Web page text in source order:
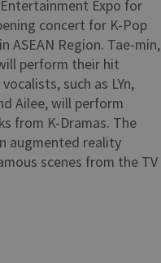
Expo for
concert for K-Pop
ASEAN Region. Tae-min,
perform their hit
such as LYn,
Ailee, will perform
from K-Dramas. The
augmented reality
scenes from the TV